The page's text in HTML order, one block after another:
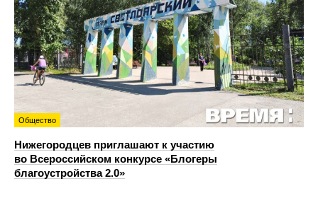
Общество
Нижегородцев приглашают к участию
во Всероссийском конкурсе «Блогеры
благоустройства 2.0»